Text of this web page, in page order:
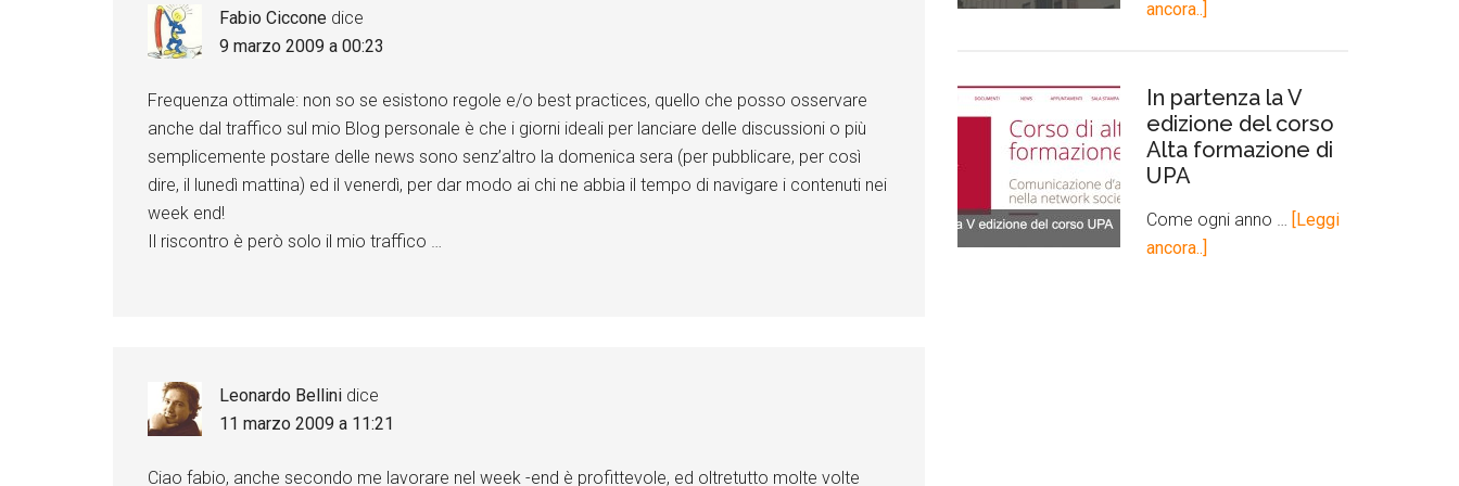
Fabio Ciccone dice
9 marzo 2009 a 00:23
Frequenza ottimale: non so se esistono regole e/o best practices, quello che posso osservare
anche dal traffico sul mio Blog personale è che i giorni ideali per lanciare delle discussioni o più
semplicemente postare delle news sono senz’altro la domenica sera (per pubblicare, per così
dire, il lunedì mattina) ed il venerdì, per dar modo ai chi ne abbia il tempo di navigare i contenuti nei
week end!
Il riscontro è però solo il mio traffico …
Leonardo Bellini dice
11 marzo 2009 a 11:21
Ciao fabio, anche secondo me lavorare nel week -end è profittevole, ed oltretutto molte volte
ancora..]
In partenza la V
edizione del corso
Alta formazione di
UPA
Come ogni anno …
[Leggi
ancora..]